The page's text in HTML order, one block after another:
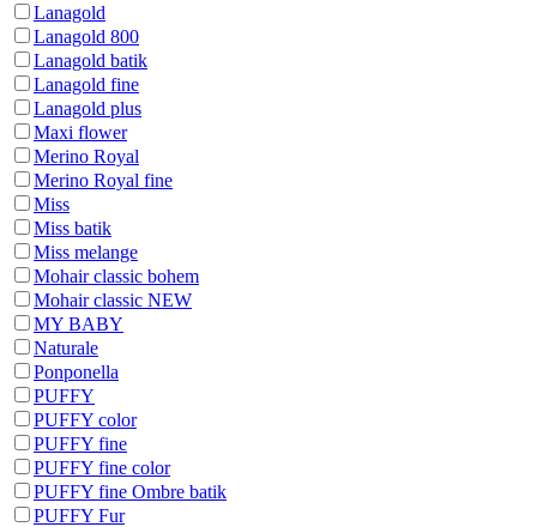
Lanagold
Lanagold 800
Lanagold batik
Lanagold fine
Lanagold plus
Maxi flower
Merino Royal
Merino Royal fine
Miss
Miss batik
Miss melange
Mohair classic bohem
Mohair classic NEW
MY BABY
Naturale
Ponponella
PUFFY
PUFFY color
PUFFY fine
PUFFY fine color
PUFFY fine Ombre batik
PUFFY Fur